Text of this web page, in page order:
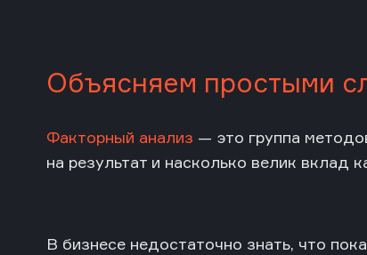
Объясняем простыми
Факторный анализ — это группа
на результат и насколько велик вклад
В бизнесе недостаточно знать, что